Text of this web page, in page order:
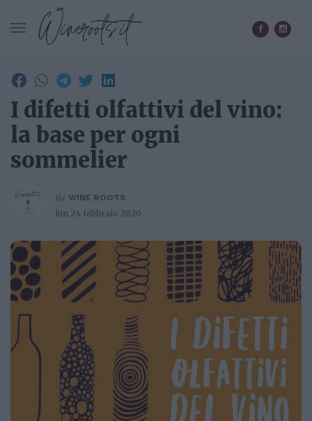
I difetti olfattivi del vino:
la base per ogni
sommelier
By WINE ROOTS
lun 24 febbraio 2020